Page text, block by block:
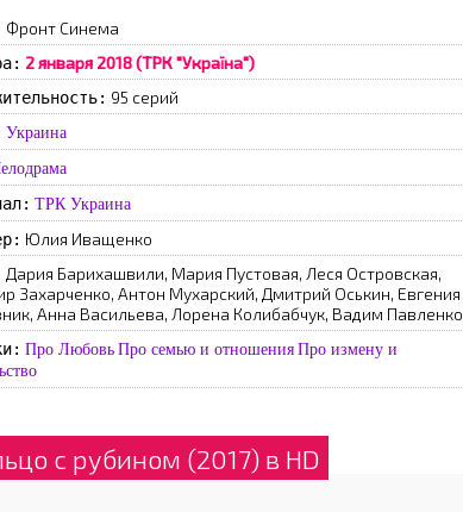
Фронт Синема
2 января 2018 (ТРК "Україна")
95 серий
Украина
ТРК Украина
Юлия Иващенко
Дария Барихашвили, Мария Пустовая, Леся Островская,
Захарченко, Антон Мухарский, Дмитрий Оськин, Евгения
Анна Васильева, Лорена Колибабчук, Вадим Павленко
Про Любовь Про семью и отношения Про измену и
с рубином (2017) в HD